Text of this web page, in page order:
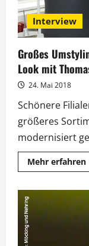
Interview
Großes
Look mit
24. Mai 2018
Schönere
größeres
modernisiert
Mehr erfahren